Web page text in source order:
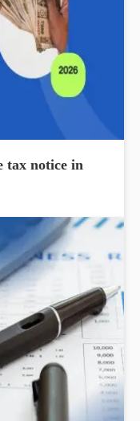
tax notice in